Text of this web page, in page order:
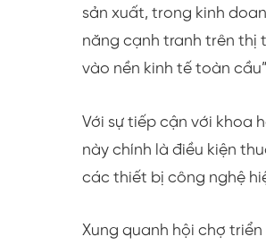
sản xuất, trong kinh
năng cạnh tranh trên thị
vào nền kinh tế toàn
Với sự tiếp cận với khoa
này chính là điều kiện
các thiết bị công nghệ
Xung quanh hội chợ